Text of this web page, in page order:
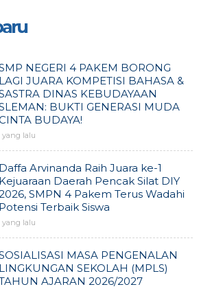
NEGERI 4 PAKEM BORONG
LAGI JUARA KOMPETISI BAHASA &
DINAS KEBUDAYAAN
BUKTI GENERASI MUDA
BUDAYA!
lalu
Daffa Arvinanda Raih Juara ke-1
Kejuaraan Daerah Pencak Silat DIY
SMPN 4 Pakem Terus Wadahi
Potensi Terbaik Siswa
lalu
MASA PENGENALAN
LINGKUNGAN SEKOLAH (MPLS)
AJARAN 2026/2027